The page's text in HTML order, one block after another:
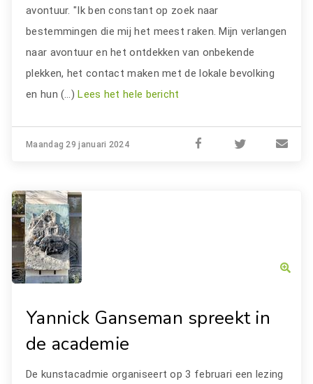
avontuur. "Ik ben constant op zoek naar
bestemmingen die mij het meest raken. Mijn verlangen
naar avontuur en het ontdekken van onbekende
plekken, het contact maken met de lokale bevolking
en hun (…)Lees het hele bericht
Maandag 29 januari 2024
Yannick Ganseman spreekt in
de academie
De kunstacadmie organiseert op 3 februari een lezing